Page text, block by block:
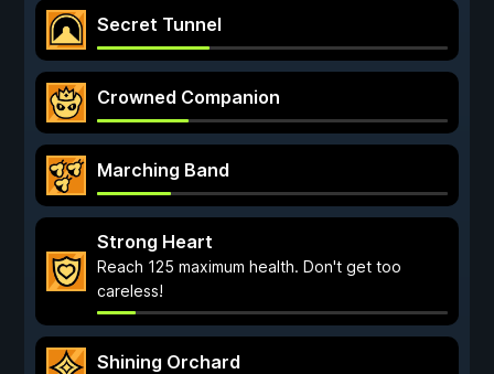
Secret Tunnel
Crowned Companion
Marching Band
Strong Heart
Reach 125 maximum health. Don't get too
careless!
Shining Orchard